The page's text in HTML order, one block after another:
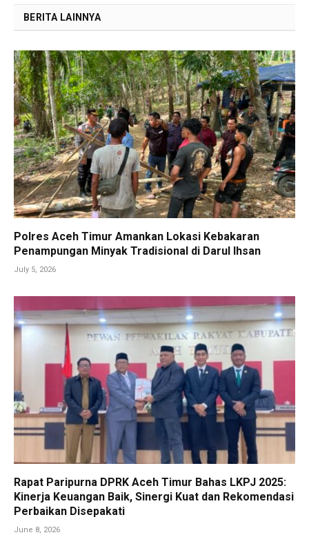
BERITA LAINNYA
Polres Aceh Timur Amankan Lokasi Kebakaran
Penampungan Minyak Tradisional di Darul Ihsan
July 5, 2026
Rapat Paripurna DPRK Aceh Timur Bahas LKPJ 2025:
Kinerja Keuangan Baik, Sinergi Kuat dan Rekomendasi
Perbaikan Disepakati
June 8, 2026